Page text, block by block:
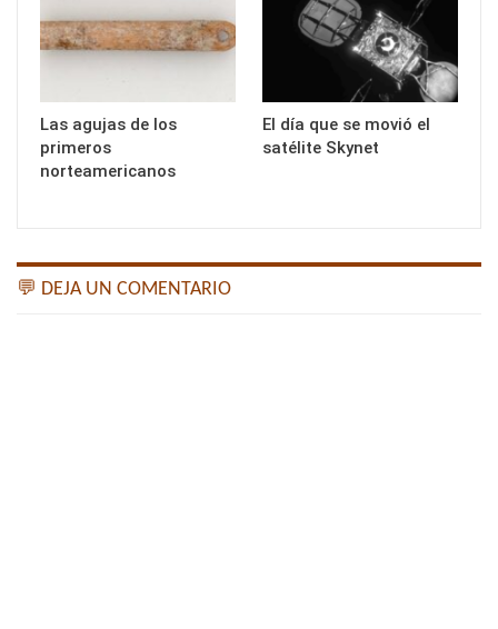
Las agujas de los
primeros
norteamericanos
El día que se movió el
satélite Skynet
💬 DEJA UN COMENTARIO